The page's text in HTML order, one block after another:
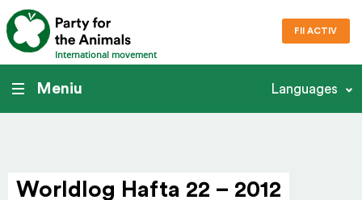
International movement
FII ACTIV
Meniu Languages
Worldlog Hafta 22 – 2012